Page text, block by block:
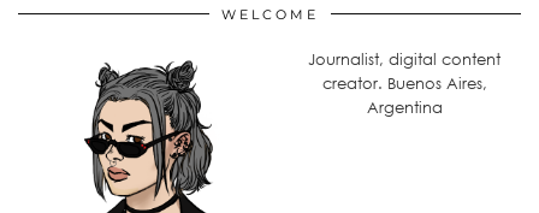
WELCOME
Journalist, digital content
creator. Buenos Aires,
Argentina